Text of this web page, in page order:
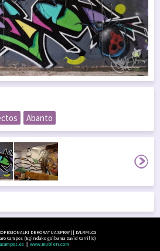
Abanto
DEKORATUA SPRAY || LVLRMLCG
Campos (Egindako goiburua David Carrillo)
|| www.mubien.com